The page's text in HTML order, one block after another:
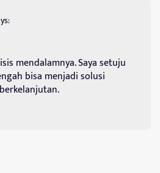
mendalamnya. Saya setuju
bisa menjadi solusi